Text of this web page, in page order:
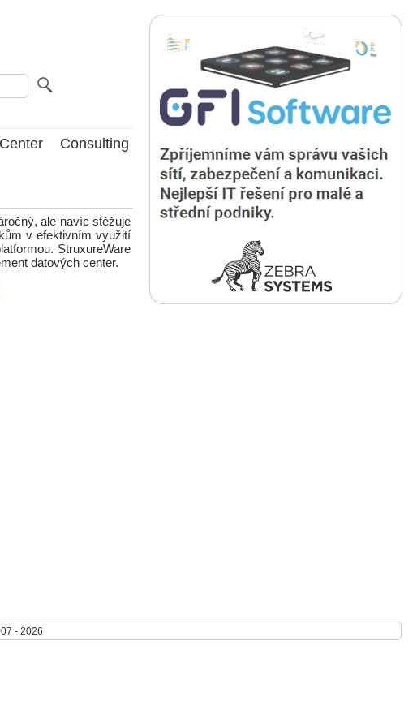
Consulting
ale navíc stěžuje
v efektivním využití
StruxureWare
datových center.
- 2026